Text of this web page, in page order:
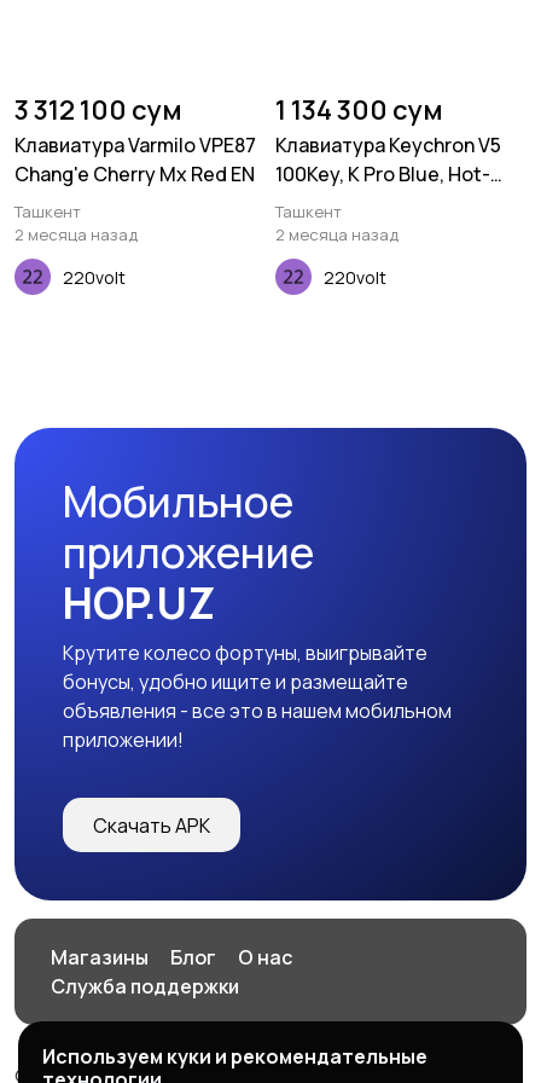
3 312 100 сум
Клавиатура Varmilo VPE87
Chang'e Cherry Mx Red EN
Ташкент
2 месяца назад
220volt
1 134 300 сум
Клавиатура Keychron V5
100Key, K Pro Blue, Hot-
Swap, QMK, USB-A, EN/UKR,
RGB, Frosted Black
Ташкент
2 месяца назад
220volt
Мобильное
приложение
HOP.UZ
Крутите колесо фортуны, выигрывайте
бонусы, удобно ищите и размещайте
объявления - все это в нашем мобильном
приложении!
Скачать APK
Магазины Блог
О нас
Служба поддержки
© 2026 HOP.UZ
Используем куки и рекомендательные